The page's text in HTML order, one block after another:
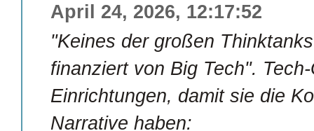
April 24, 2026, 12:17:52
"Keines der großen
finanziert von Big Tech".
Einrichtungen, damit sie die
Narrative haben: